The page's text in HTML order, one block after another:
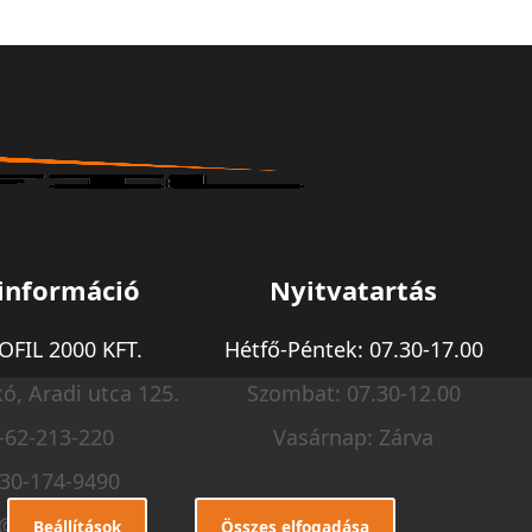
2000 KFT.
Aradi utca 125.
62-213-220
174-9490
profil.hu
Nyitvatartás
Hétfő-Péntek: 07.30-17.00
Szombat: 07.30-12.00
Vasárnap: Zárva
Beállítások Összes elfogadása